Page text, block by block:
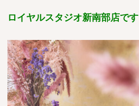
ロイヤルスタジオ新南部店です